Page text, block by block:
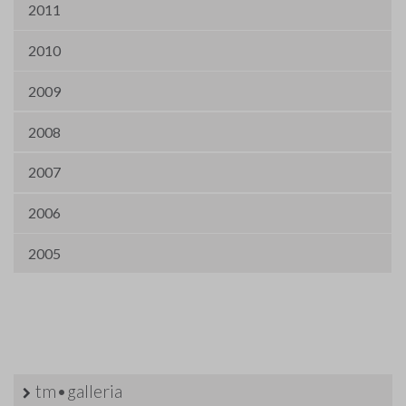
2011
2010
2009
2008
2007
2006
2005
tm•galleria